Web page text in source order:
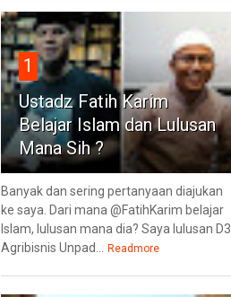
1
Ustadz Fatih Karim
Belajar Islam dan Lulusan
Mana Sih ?
Banyak dan sering pertanyaan diajukan
ke saya. Dari mana @FatihKarim belajar
Islam, lulusan mana dia? Saya lulusan D3
Agribisnis Unpad...
Readmore